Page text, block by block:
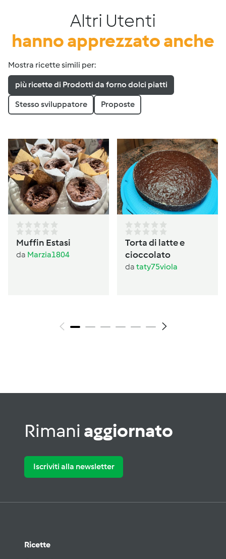
Altri Utenti
hanno apprezzato anche
Mostra ricette simili per:
più ricette di Prodotti da forno dolci piatti
Stesso sviluppatore Proposte
Muffin Estasi
da Marzia1804
Torta di latte e
cioccolato
da taty75viola
Rimani aggiornato
Iscriviti alla newsletter
Ricette